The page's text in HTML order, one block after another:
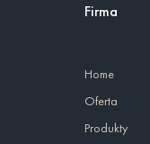
Firma
Home
Oferta
Produkty